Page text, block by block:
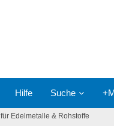
Hilfe Suche
Edelmetalle & Rohstoffe